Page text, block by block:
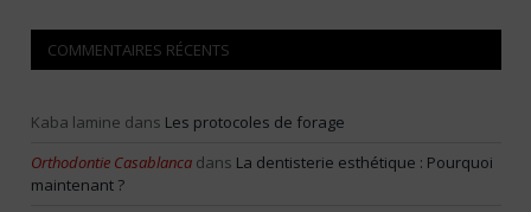
COMMENTAIRES RÉCENTS
Kaba lamine dans Les protocoles de forage
Orthodontie Casablanca dans La dentisterie esthétique : Pourquoi
maintenant ?